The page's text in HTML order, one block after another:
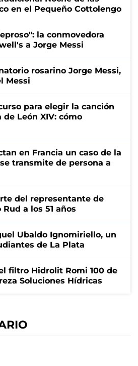
en el Pequeño Cottolengo
la conmovedora
a Jorge Messi
rosarino Jorge Messi,
Messi
para elegir la canción
León XIV: cómo
en Francia un caso de la
transmite de persona a
del representante de
a los 51 años
Ubaldo Ignomiriello, un
de La Plata
filtro Hidrolit Romi 100 de
Soluciones Hídricas